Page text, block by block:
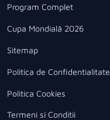
Program Complet
Cupa Mondială 2026
Sitemap
Politica de Confidentialitate
Politica Cookies
Termeni si Conditii